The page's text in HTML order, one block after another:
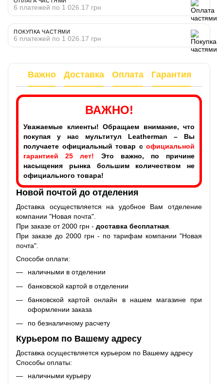
6 платежей по 1 026.17 грн
ПОКУПКА ЧАСТЯМИ
6 платежей по 1 026.17 грн
Важно Доставка Оплата Гарантия
ВАЖНО!
Уважаемые клиенты! Обращаем внимание, что
покупая у нас мультитул Leatherman – Вы
получаете официальный товар с официальной
гарантией 25 лет! Это важно, по причине
насыщения рынка большим количеством не
официального товара!
Новой почтой до отделения
Доставка осуществляется на удобное Вам отделение
компании "Новая почта".
При заказе от 2000 грн - доставка бесплатная
При заказе до 2000 грн - по тарифам компании "Новая
почта".
Способи оплати:
наличными в отделении
банковской картой в отделении
банковской картой онлайн в нашем магазине при
оформлении заказа
по безналичному расчету
Курьером по Вашему адресу
Доставка осуществляется курьером по Вашему адресу
Способы оплаты:
наличными курьеру